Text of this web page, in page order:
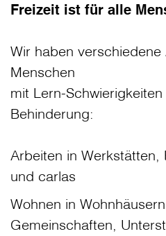
Freizeit ist für alle
Wir haben
Menschen
mit Lern-
Behinderung:
Arbeiten in Werkstätten,
und carlas
Wohnen in
Gemeinschaften,